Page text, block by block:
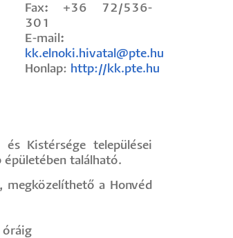
Fax: +36 72/536-
301
E-mail :
kk.elnoki.hivatal@pte.hu
Honlap: http://kk.pte.hu
Kistérsége települései
épületében található.
a Honvéd